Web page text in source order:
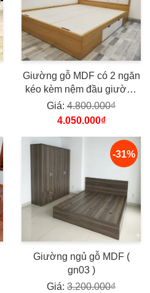
Giường gỗ MDF có 2 ngăn
kéo kèm nệm đầu giường
GN06
Giá: 4.800.000₫
4.050.000₫
-31%
Giường ngủ gỗ MDF (
gn03 )
Giá: 3.200.000₫